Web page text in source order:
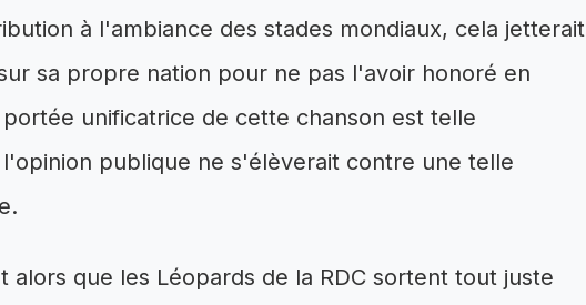
à l'ambiance des stades mondiaux, cela jetterait
sa propre nation pour ne pas l'avoir honoré en
unificatrice de cette chanson est telle
publique ne s'élèverait contre une telle
alors que les Léopards de la RDC sortent tout juste